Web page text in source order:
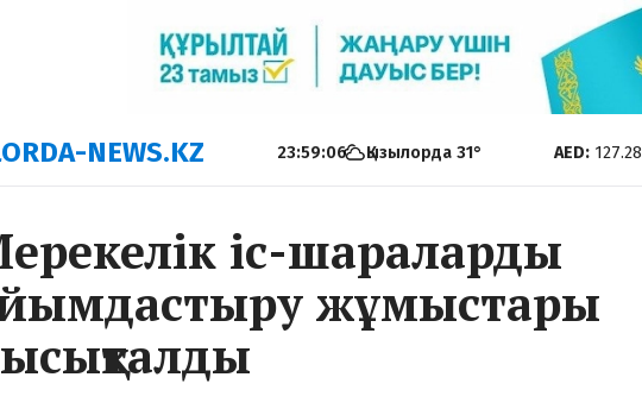
NEWS.KZ 23:59:06 Қызылорда 31° AED: 127.28
іс-шараларды
жұмыстары